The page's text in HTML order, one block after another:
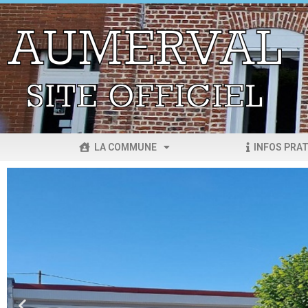
LA COMMUNE INFOS